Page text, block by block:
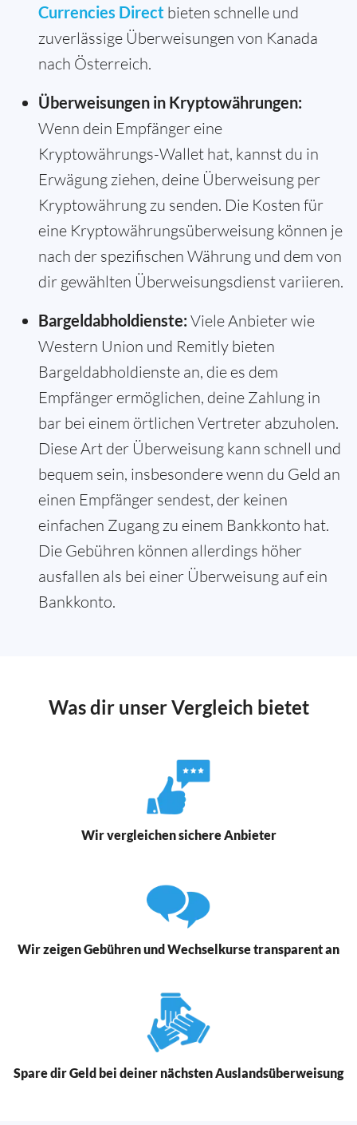
Currencies Direct bieten schnelle und
zuverlässige Überweisungen von Kanada
nach Österreich.
Überweisungen in Kryptowährungen:
Wenn dein Empfänger eine
Kryptowährungs-Wallet hat, kannst du in
Erwägung ziehen, deine Überweisung per
Kryptowährung zu senden. Die Kosten für
eine Kryptowährungsüberweisung können je
nach der spezifischen Währung und dem von
dir gewählten Überweisungsdienst variieren.
Bargeldabholdienste: Viele Anbieter wie
Western Union und Remitly bieten
Bargeldabholdienste an, die es dem
Empfänger ermöglichen, deine Zahlung in
bar bei einem örtlichen Vertreter abzuholen.
Diese Art der Überweisung kann schnell und
bequem sein, insbesondere wenn du Geld an
einen Empfänger sendest, der keinen
einfachen Zugang zu einem Bankkonto hat.
Die Gebühren können allerdings höher
ausfallen als bei einer Überweisung auf ein
Bankkonto.
Was dir unser Vergleich bietet
Wir vergleichen sichere Anbieter
Wir zeigen Gebühren und Wechselkurse transparent an
Spare dir Geld bei deiner nächsten Auslandsüberweisung